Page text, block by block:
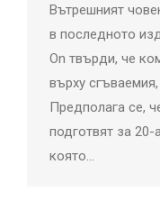
Вътрешният
в последното
On твърди, че
върху
Предполага се,
подготвят за 20-
която…